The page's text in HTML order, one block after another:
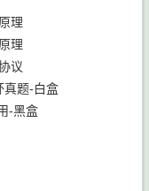
理
理
议
真题-白盒
-黑盒